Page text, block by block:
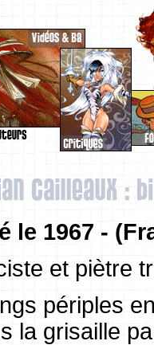
le 1967 -
et piètre
périples
la grisaille